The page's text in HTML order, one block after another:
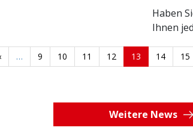
Haben
Ihnen
… Seite
9 Seite
10 Seite
11 Seite
12
Aktuelle
Seite
13 Seite
14 15
Weitere News